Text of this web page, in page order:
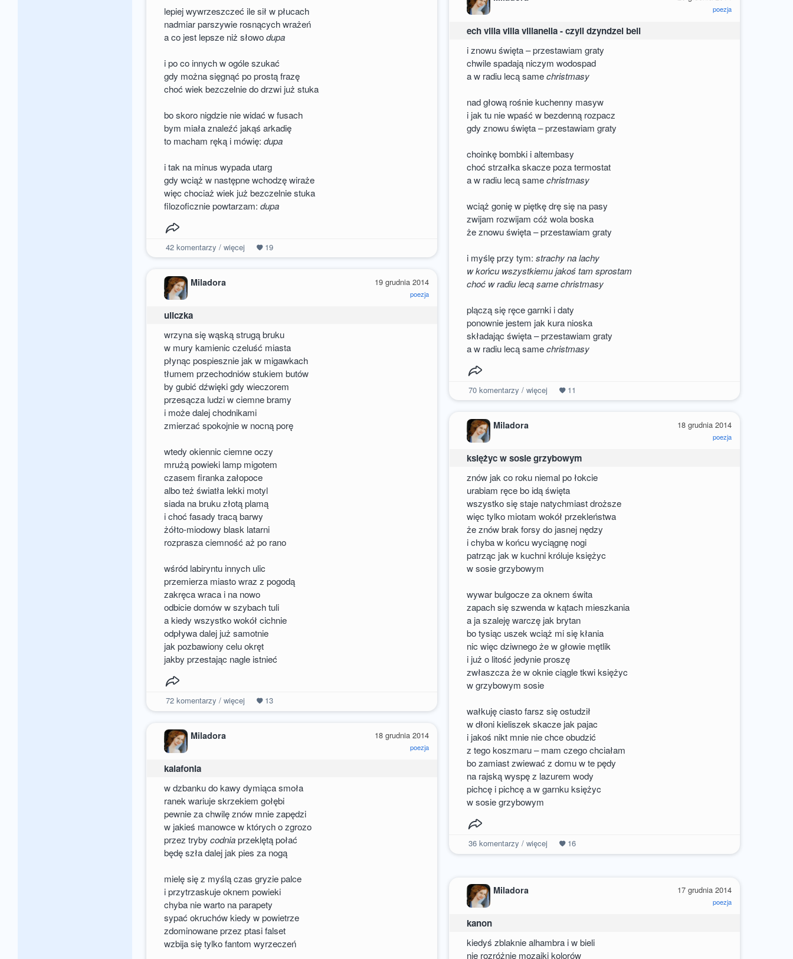
lepiej wywrzeszczeć ile sił w płucach
nadmiar parszywie rosnących wrażeń
a co jest lepsze niż słowodupa
i po co innych w ogóle szukać
gdy można sięgnąć po prostą frazę
choć wiek bezczelnie do drzwi już stuka
bo skoro nigdzie nie widać w fusach
bym miała znaleźć jakąś arkadię
to macham ręką i mówię:dupa
i tak na minus wypada utarg
gdy wciąż w następne wchodzę wiraże
więc chociaż wiek już bezczelnie stuka
filozoficznie powtarzam:dupa
42komentarzy / więcej 19
poezja
ech villa villa villanella - czyli dzyndzel bell
i znowu święta – przestawiam graty
chwile spadają niczym wodospad
a w radiu lecą samechristmasy
nad głową rośnie kuchenny masyw
i jak tu nie wpaść w bezdenną rozpacz
gdy znowu święta – przestawiam graty
choinkę bombki i altembasy
choć strzałka skacze poza termostat
a w radiu lecą samechristmasy
wciąż gonię w piętkę drę się na pasy
zwijam rozwijam cóż wola boska
że znowu święta – przestawiam graty
i myślę przy tym:strachy na lachy
w końcu wszystkiemu jakoś tam sprostam
choć w radiu lecą same christmasy
plączą się ręce garnki i daty
ponownie jestem jak kura nioska
składając święta – przestawiam graty
a w radiu lecą samechristmasy
70komentarzy / więcej 11
19 grudnia 2014
poezja
Miladora
uliczka
wrzyna się wąską strugą bruku
w mury kamienic czeluść miasta
płynąc pospiesznie jak w migawkach
tłumem przechodniów stukiem butów
by gubić dźwięki gdy wieczorem
przesącza ludzi w ciemne bramy
i może dalej chodnikami
zmierzać spokojnie w nocną porę
wtedy okiennic ciemne oczy
mrużą powieki lamp migotem
czasem firanka załopoce
albo też światła lekki motyl
siada na bruku złotą plamą
i choć fasady tracą barwy
żółto-miodowy blask latarni
rozprasza ciemność aż po rano
wśród labiryntu innych ulic
przemierza miasto wraz z pogodą
zakręca wraca i na nowo
odbicie domów w szybach tuli
a kiedy wszystko wokół cichnie
odpływa dalej już samotnie
jak pozbawiony celu okręt
jakby przestając nagle istnieć
72komentarzy / więcej 13
18 grudnia 2014
poezja
Miladora
księżyc w sosie grzybowym
znów jak co roku niemal po łokcie
urabiam ręce bo idą święta
wszystko się staje natychmiast droższe
więc tylko miotam wokół przekleństwa
że znów brak forsy do jasnej nędzy
i chyba w końcu wyciągnę nogi
patrząc jak w kuchni króluje księżyc
w sosie grzybowym
wywar bulgocze za oknem świta
zapach się szwenda w kątach mieszkania
a ja szaleję warczę jak brytan
bo tysiąc uszek wciąż mi się kłania
nic więc dziwnego że w głowie mętlik
i już o litość jedynie proszę
zwłaszcza że w oknie ciągle tkwi księżyc
w grzybowym sosie
wałkuję ciasto farsz się ostudził
w dłoni kieliszek skacze jak pajac
i jakoś nikt mnie nie chce obudzić
z tego koszmaru – mam czego chciałam
bo zamiast zwiewać z domu w te pędy
na rajską wyspę z lazurem wody
pichcę i pichcę a w garnku księżyc
w sosie grzybowym
36komentarzy / więcej 16
18 grudnia 2014
poezja
Miladora
kalafonia
w dzbanku do kawy dymiąca smoła
ranek wariuje skrzekiem gołębi
pewnie za chwilę znów mnie zapędzi
w jakieś manowce w których o zgrozo
przez trybycodniaprzeklętą połać
będę szła dalej jak pies za nogą
mielę się z myślą czas gryzie palce
i przytrzaskuje oknem powieki
chyba nie warto na parapety
sypać okruchów kiedy w powietrze
zdominowane przez ptasi falset
wzbija się tylko fantom wyrzeczeń
17 grudnia 2014
poezja
Miladora
kanon
kiedyś zblaknie alhambra i w bieli
nie rozróżnię mozaiki kolorów